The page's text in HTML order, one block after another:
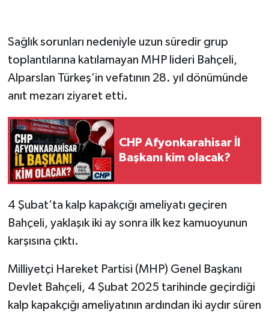
Sağlık sorunları nedeniyle uzun süredir grup
toplantılarına katılamayan MHP lideri Bahçeli,
Alparslan Türkeş’in vefatının 28. yıl dönümünde
anıt mezarı ziyaret etti.
CHP Afyonkarahisar İl
Başkanı kim olacak?
4 Şubat’ta kalp kapakçığı ameliyatı geçiren
Bahçeli, yaklaşık iki ay sonra ilk kez kamuoyunun
karşısına çıktı.
​Milliyetçi Hareket Partisi (MHP) Genel Başkanı
Devlet Bahçeli, 4 Şubat 2025 tarihinde geçirdiği
kalp kapakçığı ameliyatının ardından iki aydır süren